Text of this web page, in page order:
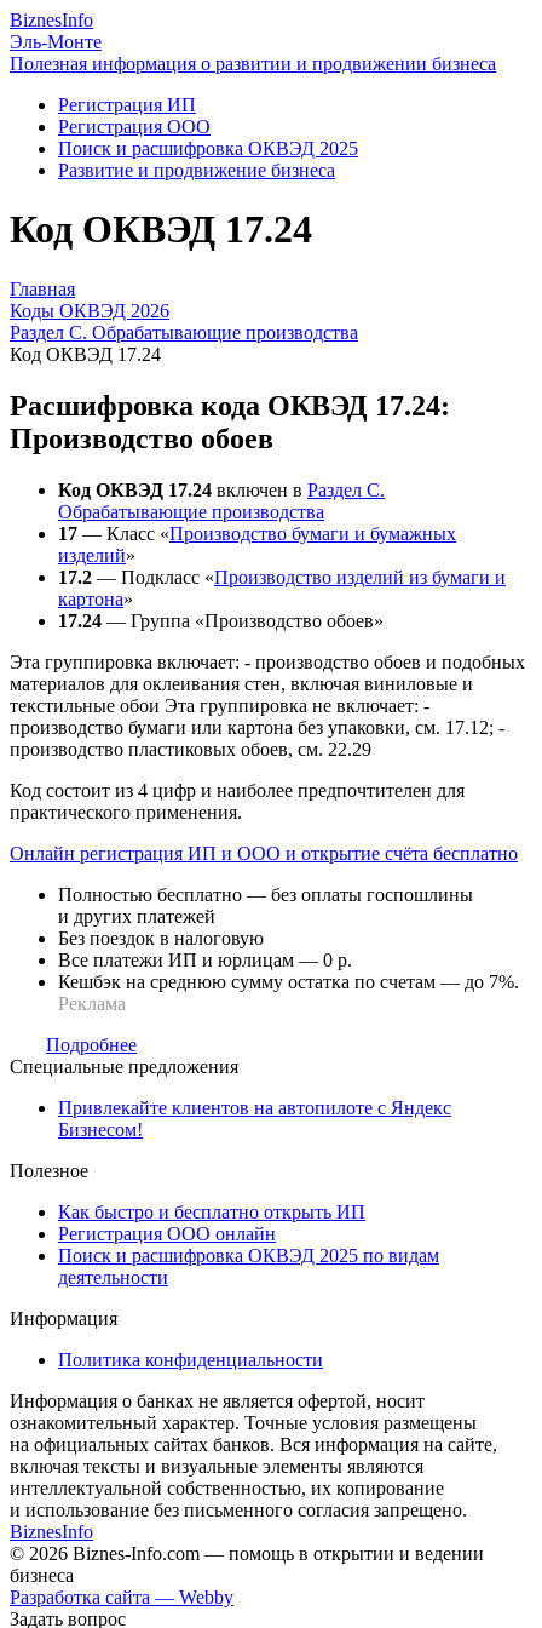
BiznesInfo
Эль-Монте
Полезная информация о развитии и продвижении бизнеса
Регистрация ИП
Регистрация ООО
Поиск и расшифровка ОКВЭД 2025
Развитие и продвижение бизнеса
Код ОКВЭД 17.24
Главная
Коды ОКВЭД 2026
Раздел C. Обрабатывающие производства
Код ОКВЭД 17.24
Расшифровка кода ОКВЭД 17.24:
Производство обоев
Код ОКВЭД 17.24 включен в Раздел C.
Обрабатывающие производства
17 — Класс «Производство бумаги и бумажных
изделий»
17.2 — Подкласс «Производство изделий из бумаги и
картона»
17.24 — Группа «Производство обоев»
Эта группировка включает: - производство обоев и подобных
материалов для оклеивания стен, включая виниловые и
текстильные обои Эта группировка не включает: -
производство бумаги или картона без упаковки, см. 17.12; -
производство пластиковых обоев, см. 22.29
Код состоит из 4 цифр и наиболее предпочтителен для
практического применения.
Онлайн регистрация ИП и ООО и открытие счёта бесплатно
Полностью бесплатно — без оплаты госпошлины
и других платежей
Без поездок в налоговую
Все платежи ИП и юрлицам — 0 р.
Кешбэк на среднюю сумму остатка по счетам — до 7%.
Реклама
Подробнее
Специальные предложения
Привлекайте клиентов на автопилоте с Яндекс
Бизнесом!
Полезное
Как быстро и бесплатно открыть ИП
Регистрация ООО онлайн
Поиск и расшифровка ОКВЭД 2025 по видам
деятельности
Информация
Политика конфиденциальности
Информация о банках не является офертой, носит
ознакомительный характер. Точные условия размещены
на официальных сайтах банков. Вся информация на сайте,
включая тексты и визуальные элементы являются
интеллектуальной собственностью, их копирование
и использование без письменного согласия запрещено.
BiznesInfo
© 2026 Biznes-Info.com — помощь в открытии и ведении
бизнеса
Разработка сайта — Webby
Задать вопрос